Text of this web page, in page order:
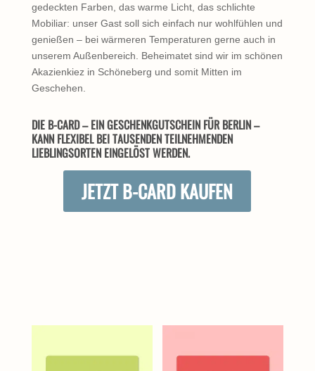
gedeckten Farben, das warme Licht, das schlichte
Mobiliar: unser Gast soll sich einfach nur wohlfühlen und
genießen – bei wärmeren Temperaturen gerne auch in
unserem Außenbereich. Beheimatet sind wir im schönen
Akazienkiez in Schöneberg und somit Mitten im
Geschehen.
DIE B-CARD – EIN GESCHENKGUTSCHEIN FÜR BERLIN –
KANN FLEXIBEL BEI TAUSENDEN TEILNEHMENDEN
LIEBLINGSORTEN EINGELÖST WERDEN.
JETZT B-CARD KAUFEN